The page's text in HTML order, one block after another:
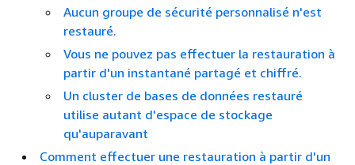
Aucun groupe de sécurité personnalisé n'est
restauré.
Vous ne pouvez pas effectuer la restauration à
partir d'un instantané partagé et chiffré.
Un cluster de bases de données restauré
utilise autant d'espace de stockage
qu'auparavant
Comment effectuer une restauration à partir d'un